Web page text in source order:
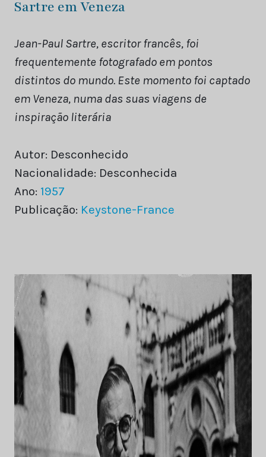
Sartre em Veneza
Jean-Paul Sartre, escritor francês, foi
frequentemente fotografado em pontos
distintos do mundo. Este momento foi captado
em Veneza, numa das suas viagens de
inspiração literária
Autor: Desconhecido
Nacionalidade: Desconhecida
Ano: 1957
Publicação: Keystone-France